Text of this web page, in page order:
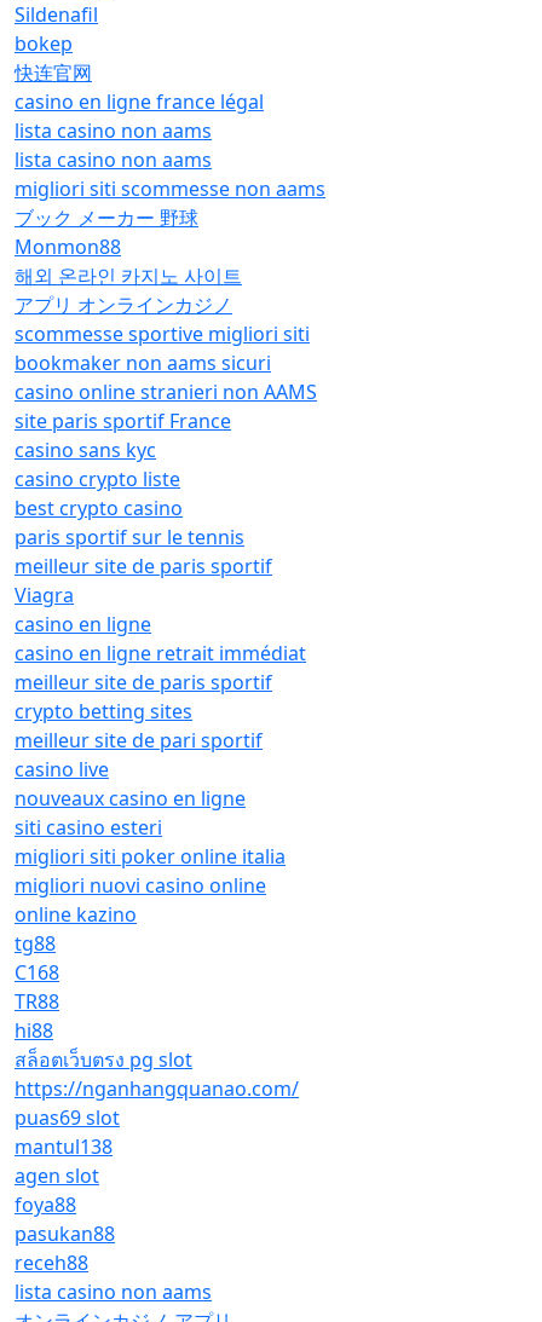
Sildenafil
bokep
快连官网
casino en ligne france légal
lista casino non aams
lista casino non aams
migliori siti scommesse non aams
ブック メーカー 野球
Monmon88
해외 온라인 카지노 사이트
アプリ オンラインカジノ
scommesse sportive migliori siti
bookmaker non aams sicuri
casino online stranieri non AAMS
site paris sportif France
casino sans kyc
casino crypto liste
best crypto casino
paris sportif sur le tennis
meilleur site de paris sportif
Viagra
casino en ligne
casino en ligne retrait immédiat
meilleur site de paris sportif
crypto betting sites
meilleur site de pari sportif
casino live
nouveaux casino en ligne
siti casino esteri
migliori siti poker online italia
migliori nuovi casino online
online kazino
tg88
C168
TR88
hi88
สล็อตเว็บตรง pg slot
https://nganhangquanao.com/
puas69 slot
mantul138
agen slot
foya88
pasukan88
receh88
lista casino non aams